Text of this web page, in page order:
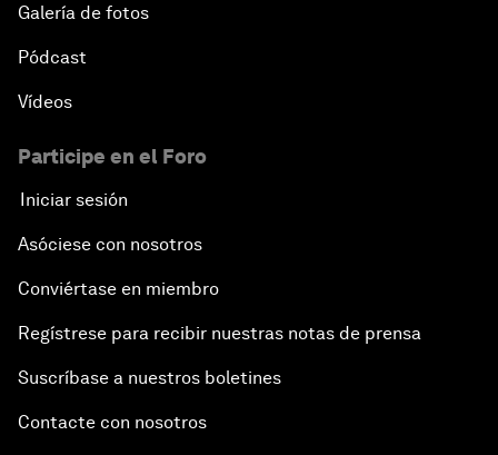
Galería de fotos
Pódcast
Vídeos
Participe en el Foro
Iniciar sesión
Asóciese con nosotros
Conviértase en miembro
Regístrese para recibir nuestras notas de prensa
Suscríbase a nuestros boletines
Contacte con nosotros